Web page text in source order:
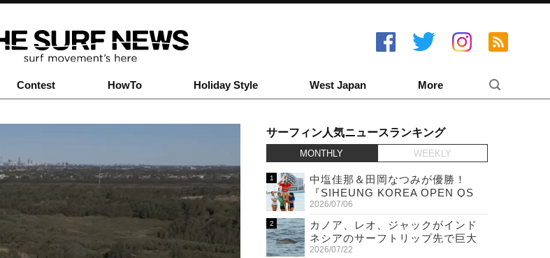
Contest HowTo Holiday Style West Japan More
サーフィン人気ニュースランキング
MONTHLY WEEKLY
中塩佳那＆田岡なつみが優勝！
『SIHEUNG KOREA OPEN QS
6,000 & LQS』
2026/07/06
カノア、レオ、ジャックがインド
ネシアのサーフトリップ先で巨大
ワニと遭遇！
2026/07/22